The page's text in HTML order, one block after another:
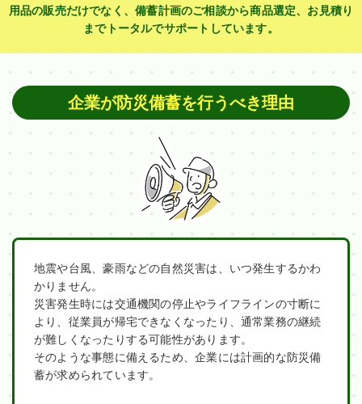
用品の販売だけでなく、備蓄計画のご相談から商品選定、お見積り
までトータルでサポートしています。
企業が防災備蓄を行うべき理由
地震や台風、豪雨などの自然災害は、いつ発生するかわ
かりません。
災害発生時には交通機関の停止やライフラインの寸断に
より、従業員が帰宅できなくなったり、通常業務の継続
が難しくなったりする可能性があります。
そのような事態に備えるため、企業には計画的な防災備
蓄が求められています。